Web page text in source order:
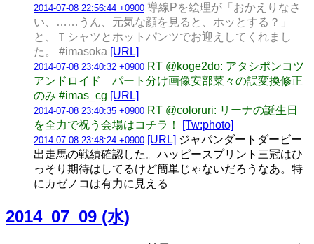
2014-07-08 22:56:44 +0900 導線Pを絵理が「おかえりなさ
い、……うん、元気な顔を見ると、ホッとする？」
と、Ｔシャツとホットパンツでお迎えしてくれまし
た。 #imasoka [URL]
2014-07-08 23:40:32 +0900 RT @koge2do: アタシポンコツ
アンドロイド パート分け画像安部菜々の誤変換修正
のみ #imas_cg [URL]
2014-07-08 23:40:35 +0900 RT @coloruri: リーナの誕生日
を全力で祝う会場はコチラ！
[Tw:photo]
2014-07-08 23:48:24 +0900 [URL] ジャパンダートダービー
出走馬の戦績確認した。ハッピースプリント三冠はひ
っそり期待はしてるけど簡単じゃないだろうなあ。特
にカゼノコは有力に見える
2014_07_09 (水)